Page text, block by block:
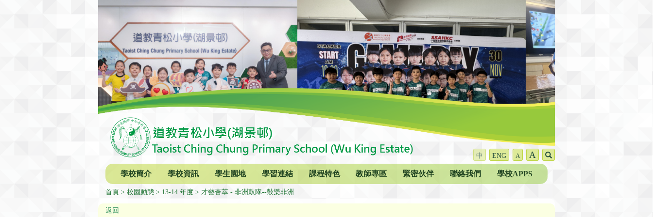
中 ENG A A
學校簡介 學校資訊 學生園地 學習連結 課程特色 教師專區 緊密伙伴 聯絡我們 學校APPS
首頁 校園動態 13-14 年度 才藝薈萃 - 非洲鼓隊--鼓樂非洲
返回